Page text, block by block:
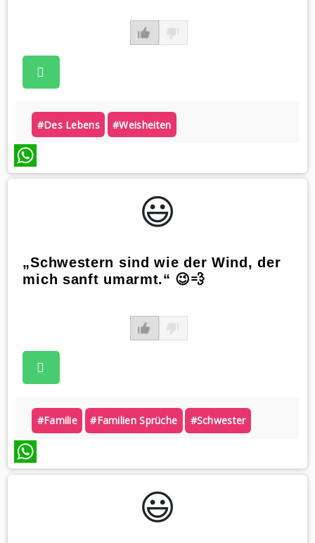
#des Lebens #weisheiten
WhatsApp
😃️
„Schwestern sind wie der Wind, der
mich sanft umarmt.“ 😉💨
#familie #familien Sprüche #schwester
WhatsApp
😃️